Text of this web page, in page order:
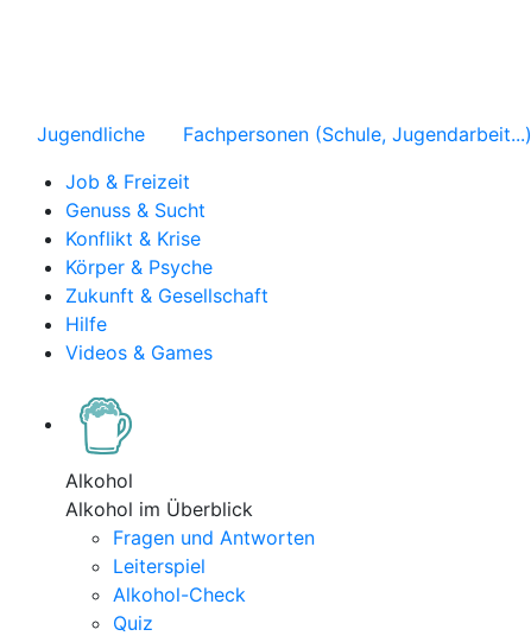
Jugendliche Fachpersonen (Schule, Jugendarbeit...)
Job & Freizeit
Genuss & Sucht
Konflikt & Krise
Körper & Psyche
Zukunft & Gesellschaft
Hilfe
Videos & Games
Alkohol
Alkohol im Überblick
Fragen und Antworten
Leiterspiel
Alkohol-Check
Quiz